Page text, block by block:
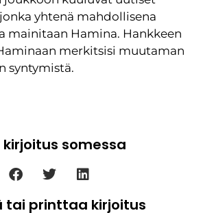
yhtenä mahdollisena
mainitaan Hamina. Hankkeen
merkitsisi muutaman
syntymistä.
somessa
tai printtaa kirjoitus